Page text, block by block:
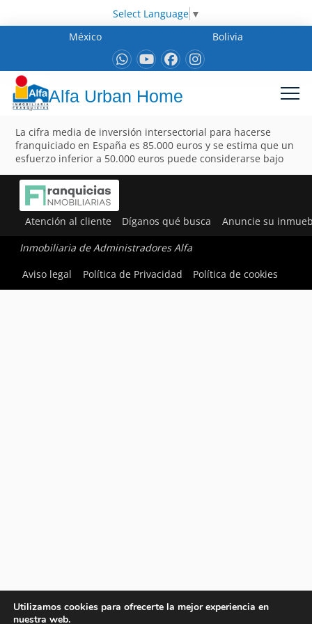
Select Language ▼
México
Bolivia
Alfa Urban Home
La cifra media de inversión intersectorial para hacerse
franquiciado en España es 85.000 euros y se estima que un
esfuerzo inferior a 50.000 euros puede considerarse bajo
Atención al cliente Díganos qué busca Anuncie su
Inmobiliaria de Administradores Alfa
Aviso legal
Política de Privacidad Política de cookies
Utilizamos cookies para ofrecerte la mejor experiencia en
nuestra web.